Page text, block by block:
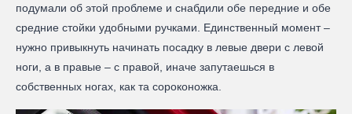
подумали об этой проблеме и снабдили обе передние и обе
средние стойки удобными ручками. Единственный момент –
нужно привыкнуть начинать посадку в левые двери с левой
ноги, а в правые – с правой, иначе запутаешься в
собственных ногах, как та сороконожка.